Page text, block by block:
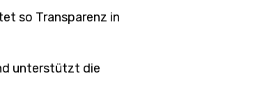
so Transparenz in
unterstützt die